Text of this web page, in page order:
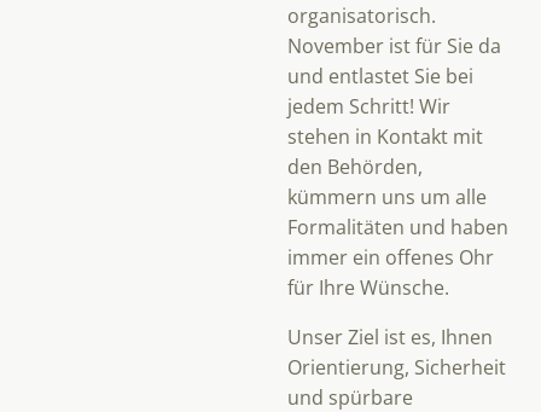
organisatorisch.
November ist für Sie da
und entlastet Sie bei
jedem Schritt! Wir
stehen in Kontakt mit
den Behörden,
kümmern uns um alle
Formalitäten und haben
immer ein offenes Ohr
für Ihre Wünsche.
Unser Ziel ist es, Ihnen
Orientierung, Sicherheit
und spürbare